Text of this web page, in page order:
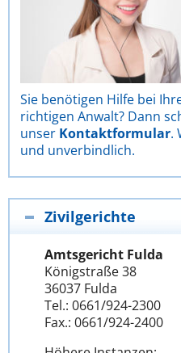
Sie benötigen Hilfe bei
richtigen Anwalt? Dann
unser Kontaktformular.
und unverbindlich.
Zivilgerichte
Amtsgericht Fulda
Königstraße 38
36037 Fulda
Tel.: 0661/924-2300
Fax.: 0661/924-2400